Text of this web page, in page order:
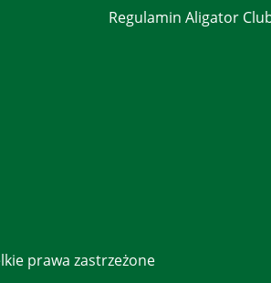
Regulamin Aligator
prawa zastrzeżone